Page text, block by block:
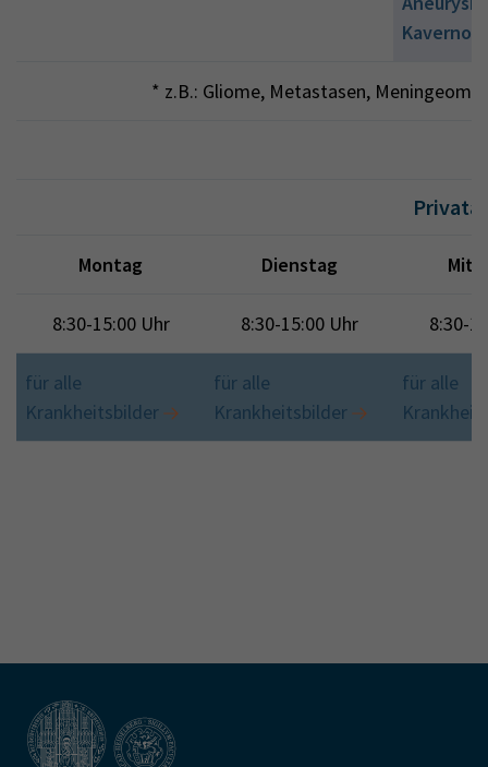
* z.B.: Gliome, Metastasen,
Montag Dienstag
8:30-15:00 Uhr 8:30-15:00 Uhr 8:30-
für alle
Krankheitsbilder
für alle
Krankheitsbilder
für alle